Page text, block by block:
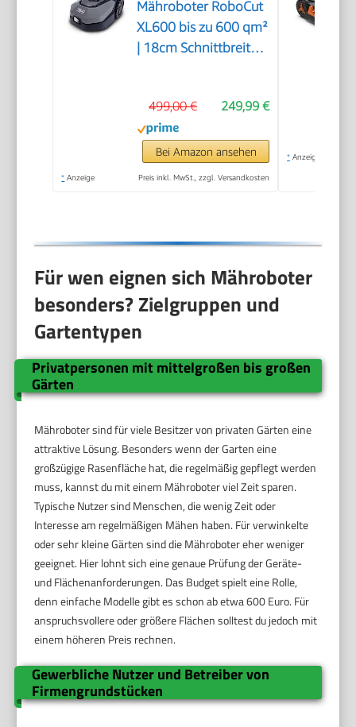
Mähroboter RoboCut
XL600 bis zu 600 qm²
| 18cm Schnittbreite |
Regensensor | WiFi &
BT | App gesteuert |
35% Steigung | mit
Station, 9 Messer,
249,99 €
499,00 €
Bei Amazon ansehen
* Anzeige Preis inkl. MwSt., zzgl. Versandkosten
* Anzeige
Für wen eignen sich Mähroboter
besonders? Zielgruppen und
Gartentypen
Privatpersonen mit mittelgroßen bis großen
Gärten
Mähroboter sind für viele Besitzer von privaten Gärten eine
attraktive Lösung. Besonders wenn der Garten eine
großzügige Rasenfläche hat, die regelmäßig gepflegt werden
muss, kannst du mit einem Mähroboter viel Zeit sparen.
Typische Nutzer sind Menschen, die wenig Zeit oder
Interesse am regelmäßigen Mähen haben. Für verwinkelte
oder sehr kleine Gärten sind die Mähroboter eher weniger
geeignet. Hier lohnt sich eine genaue Prüfung der Geräte-
und Flächenanforderungen. Das Budget spielt eine Rolle,
denn einfache Modelle gibt es schon ab etwa 600 Euro. Für
anspruchsvollere oder größere Flächen solltest du jedoch mit
einem höheren Preis rechnen.
Gewerbliche Nutzer und Betreiber von
Firmengrundstücken